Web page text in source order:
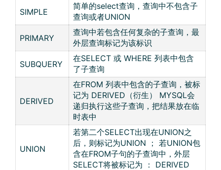
SIMPLE
简单的select查询，查询中不包含子
查询或者UNION
PRIMARY
查询中若包含任何复杂的子查询，最
外层查询标记为该标识
SUBQUERY
在SELECT 或 WHERE 列表中包含
了子查询
DERIVED
在FROM 列表中包含的子查询，被标
记为 DERIVED（衍生） MYSQL会
递归执行这些子查询，把结果放在临
时表中
UNION
若第二个SELECT出现在UNION之
后，则标记为UNION ； 若UNION包
含在FROM子句的子查询中，外层
SELECT将被标记为 ： DERIVED